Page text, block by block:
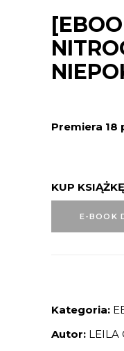
Premiera 18
KUP KSIĄŻKĘ
E-BOOK
Kategoria:
Autor: LEILA